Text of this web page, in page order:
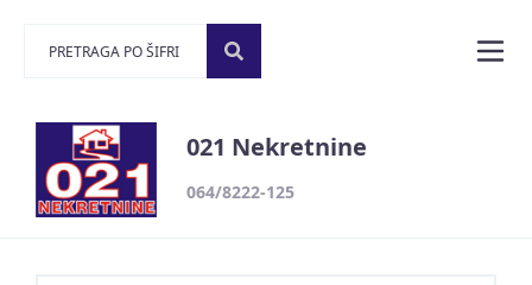
021 Nekretnine
064/8222-125